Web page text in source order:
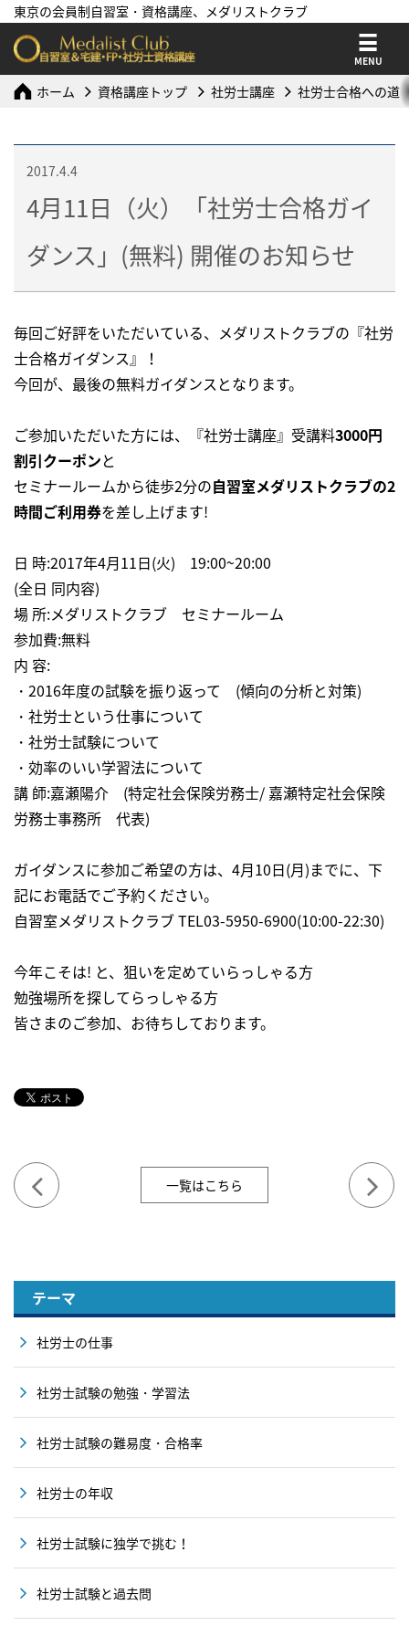
東京の会員制自習室・資格講座、メダリストクラブ
MENU
ホーム 資格講座トップ 社労士講座 社労士合格への道
2017.4.4
4月11日（火）「社労士合格ガイ
ダンス」(無料) 開催のお知らせ
毎回ご好評をいただいている、メダリストクラブの『社労
士合格ガイダンス』！
今回が、最後の無料ガイダンスとなります。
ご参加いただいた方には、『社労士講座』受講料3000円
割引クーポンと
セミナールームから徒歩2分の自習室メダリストクラブの2
時間ご利用券を差し上げます!
日 時:2017年4月11日(火) 19:00~20:00
(全日 同内容)
場 所:メダリストクラブ セミナールーム
参加費:無料
内 容:
・2016年度の試験を振り返って (傾向の分析と対策)
・社労士という仕事について
・社労士試験について
・効率のいい学習法について
講 師:嘉瀬陽介 (特定社会保険労務士/ 嘉瀬特定社会保険
労務士事務所 代表)
ガイダンスに参加ご希望の方は、4月10日(月)までに、下
記にお電話でご予約ください。
自習室メダリストクラブ TEL03-5950-6900(10:00-22:30)
今年こそは! と、狙いを定めていらっしゃる方
勉強場所を探してらっしゃる方
皆さまのご参加、お待ちしております。
一覧はこちら
テーマ
社労士の仕事
社労士試験の勉強・学習法
社労士試験の難易度・合格率
社労士の年収
社労士試験に独学で挑む！
社労士試験と過去問